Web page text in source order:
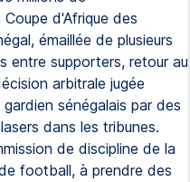
d'Afrique des
émaillée de plusieurs
entre supporters, retour au
arbitrale jugée
sénégalais par des
dans les tribunes.
de discipline de la
football, à prendre des